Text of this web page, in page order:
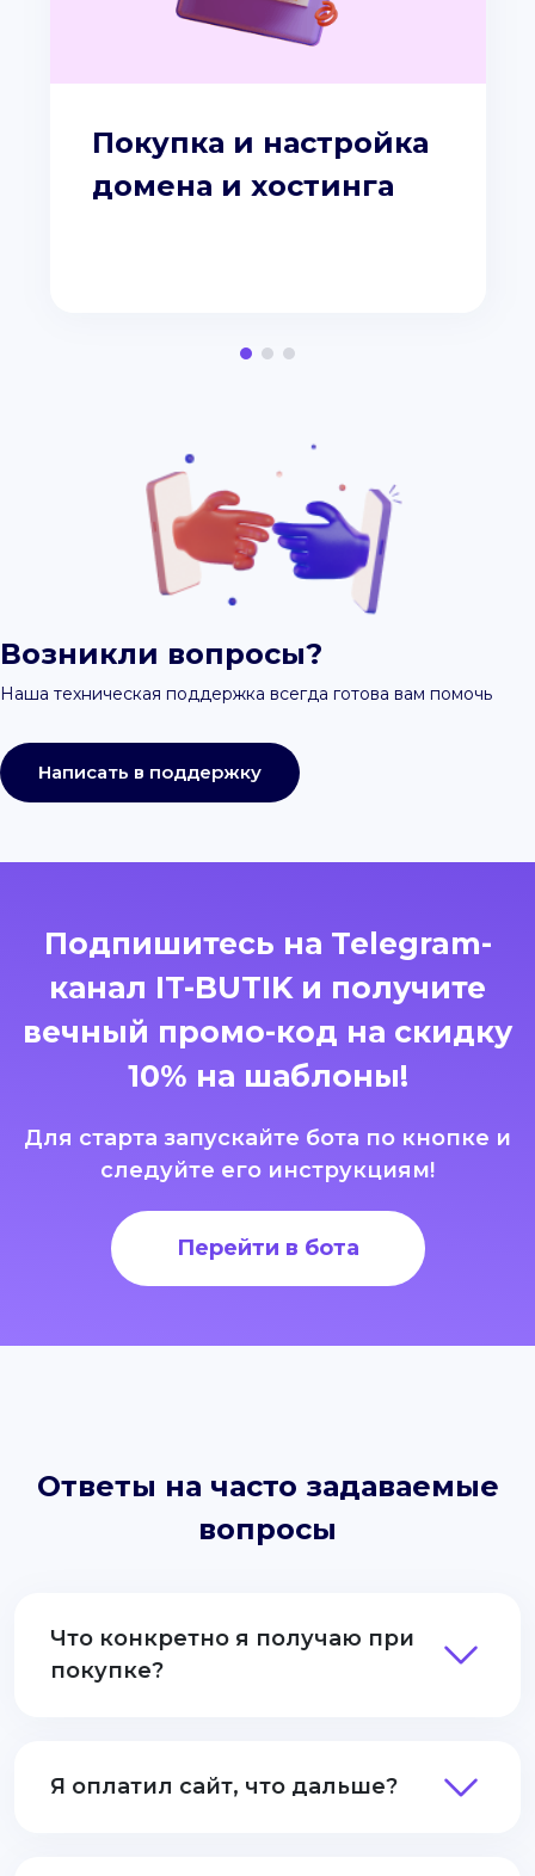
Покупка и настройка
домена и хостинга
Возникли вопросы?
Наша техническая поддержка всегда готова вам помочь
Написать в поддержку
Подпишитесь на Telegram-
канал IT-BUTIK и получите
вечный промо-код на скидку
10% на шаблоны!
Для старта запускайте бота по кнопке и
следуйте его инструкциям!
Перейти в бота
Ответы на часто задаваемые
вопросы
Что конкретно я получаю при
покупке?
Я оплатил сайт, что дальше?